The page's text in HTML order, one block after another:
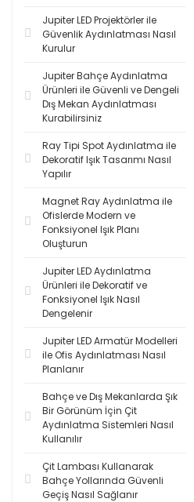
Jupiter LED Projektörler ile
Güvenlik Aydınlatması Nasıl
Kurulur
Jupiter Bahçe Aydınlatma
Ürünleri ile Güvenli ve Dengeli
Dış Mekan Aydınlatması
Kurabilirsiniz
Ray Tipi Spot Aydınlatma ile
Dekoratif Işık Tasarımı Nasıl
Yapılır
Magnet Ray Aydınlatma ile
Ofislerde Modern ve
Fonksiyonel Işık Planı
Oluşturun
Jupiter LED Aydınlatma
Ürünleri ile Dekoratif ve
Fonksiyonel Işık Nasıl
Dengelenir
Jupiter LED Armatür Modelleri
ile Ofis Aydınlatması Nasıl
Planlanır
Bahçe ve Dış Mekanlarda Şık
Bir Görünüm İçin Çit
Aydınlatma Sistemleri Nasıl
Kullanılır
Çit Lambası Kullanarak
Bahçe Yollarında Güvenli
Geçiş Nasıl Sağlanır